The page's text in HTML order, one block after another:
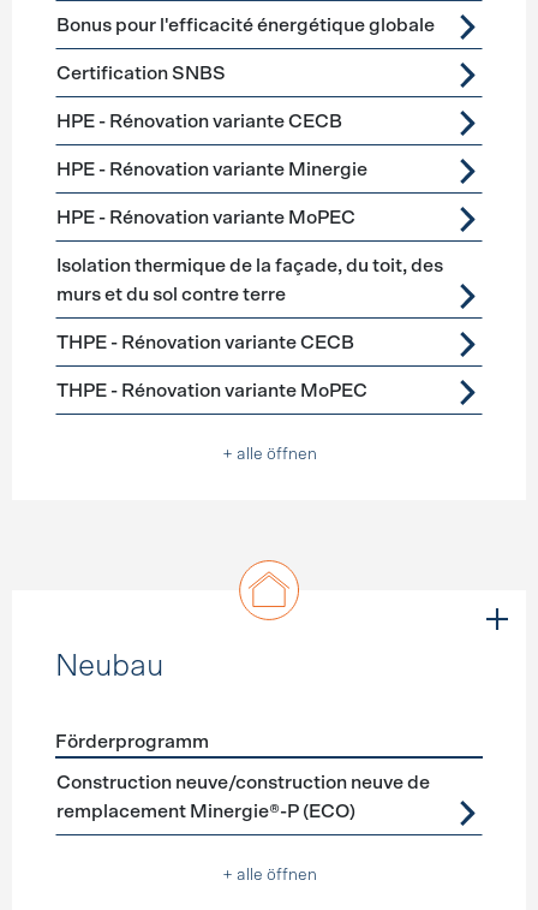
Bonus pour l'efficacité énergétique globale
Certification SNBS
HPE - Rénovation variante CECB
HPE - Rénovation variante Minergie
HPE - Rénovation variante MoPEC
Isolation thermique de la façade, du toit, des
murs et du sol contre terre
THPE - Rénovation variante CECB
THPE - Rénovation variante MoPEC
+ alle öffnen
Neubau
Förderprogramme Neubau
Förderprogramm
Construction neuve/construction neuve de
remplacement Minergie®-P (ECO)
+ alle öffnen